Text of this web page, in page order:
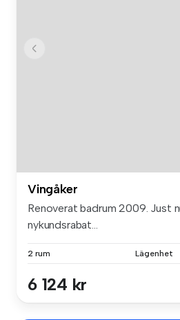
Vingåker
Renoverat badrum 2009. Just
nykundsrabat...
2 rum Lägenhet
6 124 kr